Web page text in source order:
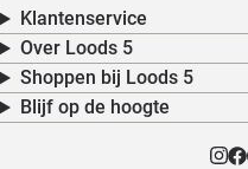
Klantenservice
Over Loods 5
Shoppen bij Loods 5
Blijf op de hoogte